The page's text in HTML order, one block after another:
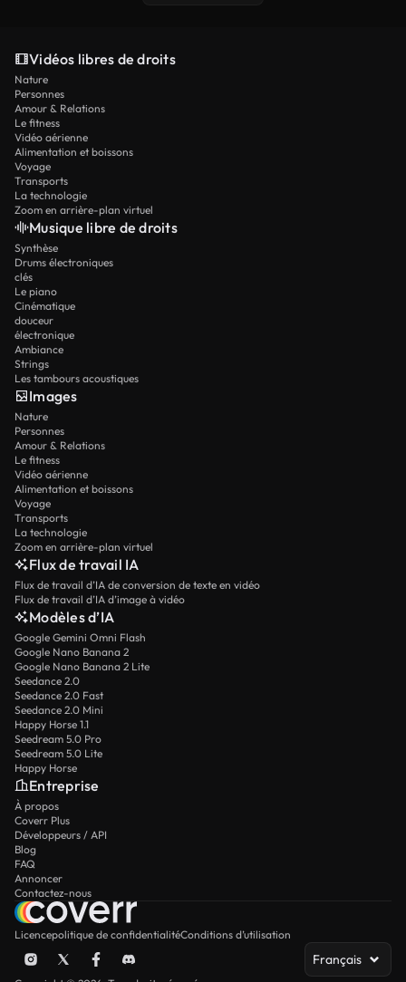
Vidéos libres de droits
Nature
Personnes
Amour & Relations
Le fitness
Vidéo aérienne
Alimentation et boissons
Voyage
Transports
La technologie
Zoom en arrière-plan virtuel
Musique libre de droits
Synthèse
Drums électroniques
clés
Le piano
Cinématique
douceur
électronique
Ambiance
Strings
Les tambours acoustiques
Images
Nature
Personnes
Amour & Relations
Le fitness
Vidéo aérienne
Alimentation et boissons
Voyage
Transports
La technologie
Zoom en arrière-plan virtuel
Flux de travail IA
Flux de travail d’IA de conversion de texte en vidéo
Flux de travail d’IA d’image à vidéo
Modèles d’IA
Google Gemini Omni Flash
Google Nano Banana 2
Google Nano Banana 2 Lite
Seedance 2.0
Seedance 2.0 Fast
Seedance 2.0 Mini
Happy Horse 1.1
Seedream 5.0 Pro
Seedream 5.0 Lite
Happy Horse
Entreprise
À propos
Coverr Plus
Développeurs / API
Blog
FAQ
Annoncer
Contactez-nous
Licencepolitique de confidentialitéConditions d’utilisation
Français